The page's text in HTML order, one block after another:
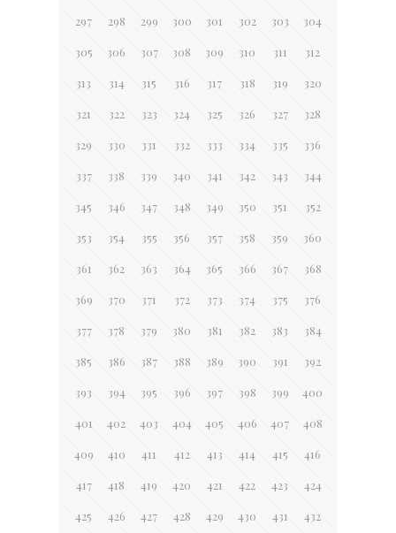
297 298 299 300 301 302 303 304
305 306 307 308 309 310 311 312
313 314 315 316 317 318 319 320
321 322 323 324 325 326 327 328
329 330 331 332 333 334 335 336
337 338 339 340 341 342 343 344
345 346 347 348 349 350 351 352
353 354 355 356 357 358 359 360
361 362 363 364 365 366 367 368
369 370 371 372 373 374 375 376
377 378 379 380 381 382 383 384
385 386 387 388 389 390 391 392
393 394 395 396 397 398 399 400
401 402 403 404 405 406 407 408
409 410 411 412 413 414 415 416
417 418 419 420 421 422 423 424
425 426 427 428 429 430 431 432